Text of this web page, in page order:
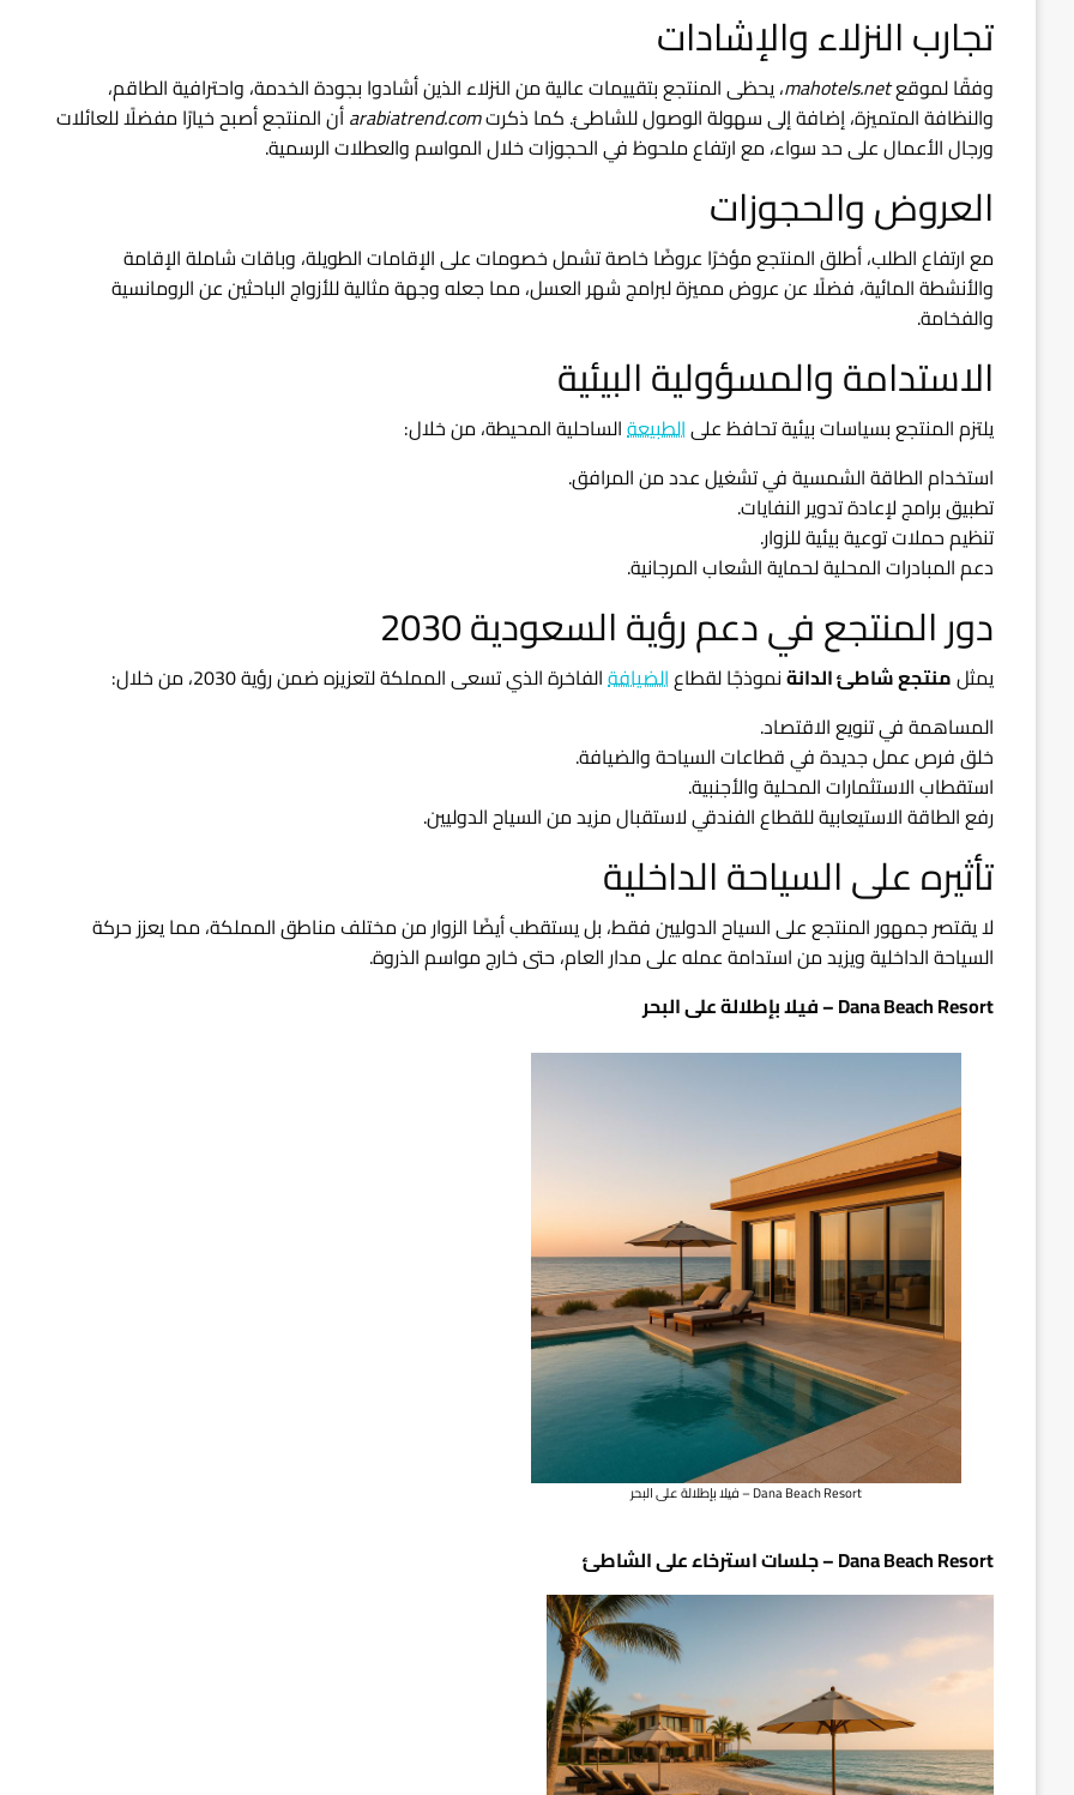
تجارب النزلاء والإشادات
وفقًا لموقعmahotels.net، يحظى المنتجع بتقييمات عالية من النزلاء الذين أشادوا بجودة الخدمة، واحترافية الطاقم،
والنظافة المتميزة، إضافة إلى سهولة الوصول للشاطئ. كما ذكرتarabiatrend.comأن المنتجع أصبح خيارًا مفضلًا للعائلات
ورجال الأعمال على حد سواء، مع ارتفاع ملحوظ في الحجوزات خلال المواسم والعطلات الرسمية.
العروض والحجوزات
مع ارتفاع الطلب، أطلق المنتجع مؤخرًا عروضًا خاصة تشمل خصومات على الإقامات الطويلة، وباقات شاملة الإقامة
والأنشطة المائية، فضلًا عن عروض مميزة لبرامج شهر العسل، مما جعله وجهة مثالية للأزواج الباحثين عن الرومانسية
والفخامة.
الاستدامة والمسؤولية البيئية
يلتزم المنتجع بسياسات بيئية تحافظ علىالطبيعةالساحلية المحيطة، من خلال:
استخدام الطاقة الشمسية في تشغيل عدد من المرافق.
تطبيق برامج لإعادة تدوير النفايات.
تنظيم حملات توعية بيئية للزوار.
دعم المبادرات المحلية لحماية الشعاب المرجانية.
دور المنتجع في دعم رؤية السعودية 2030
يمثلمنتجع شاطئ الدانةنموذجًا لقطاعالضيافةالفاخرة الذي تسعى المملكة لتعزيزه ضمن رؤية 2030، من خلال:
المساهمة في تنويع الاقتصاد.
خلق فرص عمل جديدة في قطاعات السياحة والضيافة.
استقطاب الاستثمارات المحلية والأجنبية.
رفع الطاقة الاستيعابية للقطاع الفندقي لاستقبال مزيد من السياح الدوليين.
تأثيره على السياحة الداخلية
لا يقتصر جمهور المنتجع على السياح الدوليين فقط، بل يستقطب أيضًا الزوار من مختلف مناطق المملكة، مما يعزز حركة
السياحة الداخلية ويزيد من استدامة عمله على مدار العام، حتى خارج مواسم الذروة.
Dana Beach Resort – فيلا بإطلالة على البحر
Dana Beach Resort – فيلا بإطلالة على البحر
Dana Beach Resort – جلسات استرخاء على الشاطئ